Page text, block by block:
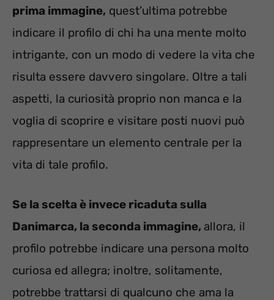
prima immagine, quest’ultima potrebbe
indicare il profilo di chi ha una mente molto
intrigante, con un modo di vedere la vita che
risulta essere davvero singolare. Oltre a tali
aspetti, la curiosità proprio non manca e la
voglia di scoprire e visitare posti nuovi può
rappresentare un elemento centrale per la
vita di tale profilo.
Se la scelta è invece ricaduta sulla
Danimarca, la seconda immagine, allora, il
profilo potrebbe indicare una persona molto
curiosa ed allegra; inoltre, solitamente,
potrebbe trattarsi di qualcuno che ama la